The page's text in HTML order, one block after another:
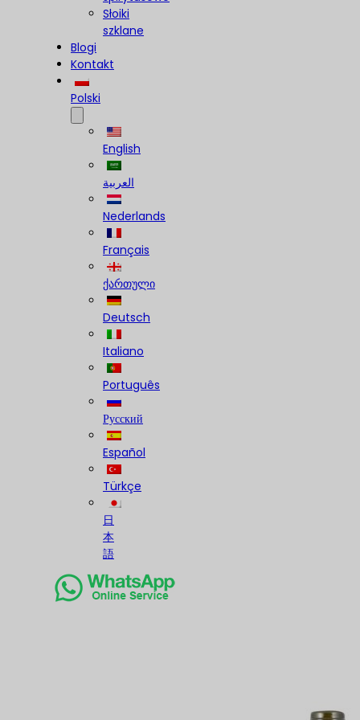
Słoiki
szklane
Blogi
Kontakt
Polski
English
العربية
Nederlands
Français
ქართული
Deutsch
Italiano
Português
Русский
Español
Türkçe
日
本
語